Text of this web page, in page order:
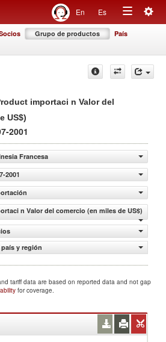
En Es
Toggle
Grupo de productos País
importaci n Valor del
US$)
2001
Francesa
2001
n Valor del comercio (en miles de US$)
y región
tariff data are based on reported data and not gap
for coverage.